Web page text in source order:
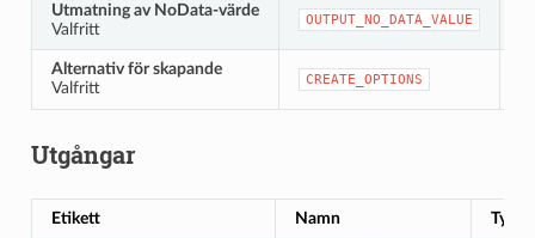
Utmatning av NoData-värde
Valfritt
OUTPUT_NO_DATA_VALUE
Alternativ för skapande
Valfritt
CREATE_OPTIONS
Utgångar
Etikett Namn Typ